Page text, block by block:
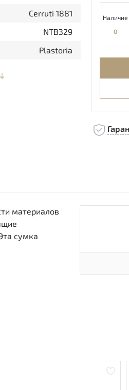
Cerruti 1881
NTB329
Plastoria
Наличие
0
материалов
сумка